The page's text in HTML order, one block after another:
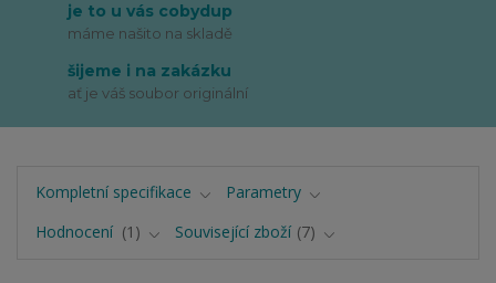
je to u vás cobydup
máme našito na skladě
šijeme i na zakázku
ať je váš soubor originální
Kompletní specifikace
Parametry
Hodnocení
1 Související zboží 7